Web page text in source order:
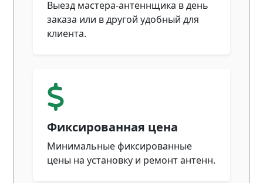
Выезд мастера-антеннщика в день
заказа или в другой удобный для
клиента.
Фиксированная цена
Минимальные фиксированные
цены на установку и ремонт антенн.